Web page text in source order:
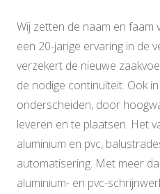
Wij zetten de naam en
een 20-jarige ervaring in de
verzekert de nieuwe
de nodige continuïteit. Ook
onderscheiden, door
leveren en te plaatsen. Het
aluminium en pvc,
automatisering. Met meer
aluminium- en pvc-